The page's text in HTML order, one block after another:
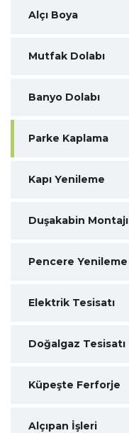
Alçı Boya
Mutfak Dolabı
Banyo Dolabı
Parke Kaplama
Kapı Yenileme
Duşakabin Montajı
Pencere Yenileme
Elektrik Tesisatı
Doğalgaz Tesisatı
Küpeşte Ferforje
Alçıpan İşleri